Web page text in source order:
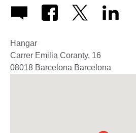
Hangar
Carrer Emilia Coranty, 16
08018 Barcelona Barcelona